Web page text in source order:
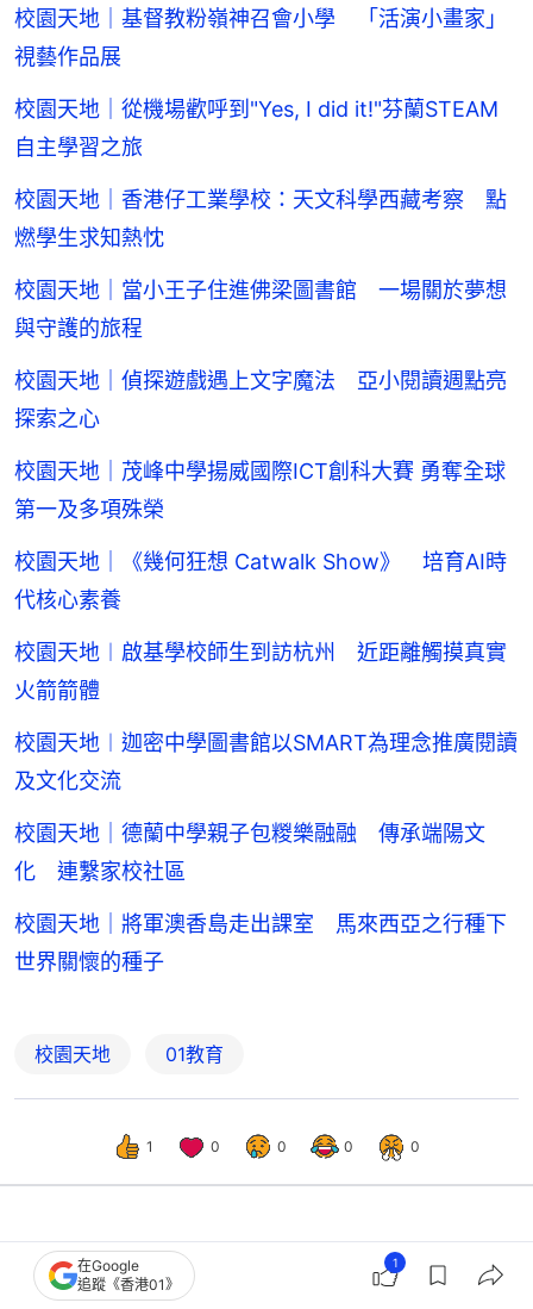
校園天地｜基督教粉嶺神召會小學 「活演小畫家」
視藝作品展
校園天地｜從機場歡呼到"Yes, I did it!"芬蘭STEAM
自主學習之旅
校園天地｜香港仔工業學校：天文科學西藏考察 點
燃學生求知熱忱
校園天地｜當小王子住進佛梁圖書館 一場關於夢想
與守護的旅程
校園天地｜偵探遊戲遇上文字魔法 亞小閱讀週點亮
探索之心
校園天地｜茂峰中學揚威國際ICT創科大賽 勇奪全球
第一及多項殊榮
校園天地｜《幾何狂想 Catwalk Show》 培育AI時
代核心素養
校園天地︱啟基學校師生到訪杭州 近距離觸摸真實
火箭箭體
校園天地︱迦密中學圖書館以SMART為理念推廣閱讀
及文化交流
校園天地｜德蘭中學親子包糉樂融融 傳承端陽文
化 連繫家校社區
校園天地｜將軍澳香島走出課室 馬來西亞之行種下
世界關懷的種子
校園天地 01教育
1 0 0 0 0
教育 中小學校園
德貞女子中學推「能動力」改革 抗躺
在Google
追蹤《香港01》
1